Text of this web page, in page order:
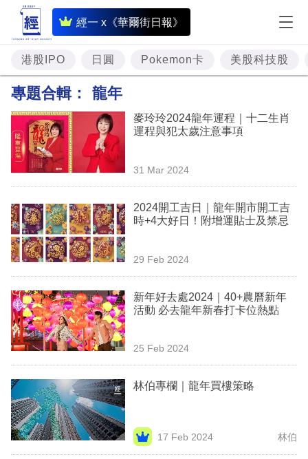
經一 x《華爾街日報》
即
時
財
經
投
資
樓
市
理
商
業
科
技
職
場
生
港股IPO 日圓 Pokemon卡 美股科技股
專題合輯： 龍年
麥玲玲2024龍年運程｜十二生肖
運程與犯太歲注意事項
31 Mar 2024
2024開工吉日｜龍年開市開工吉
時+4大好日！附增運貼士及禁忌
29 Feb 2024
新年好去處2024｜40+農曆新年
活動 必去龍年新春打卡位熱點
25 Feb 2024
林伯專欄｜龍年買樓策略
17 Feb 2024 林伯